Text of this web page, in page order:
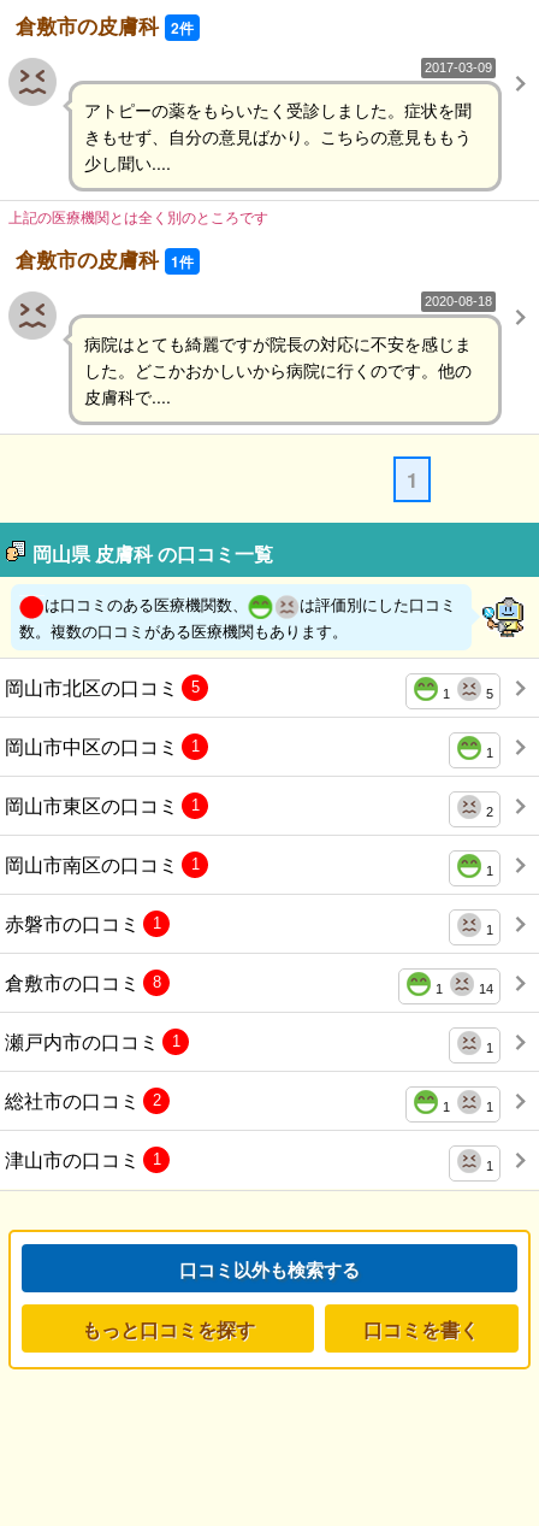
倉敷市の皮膚科 2件
2017-03-09
アトピーの薬をもらいたく受診しました。症状を聞
きもせず、自分の意見ばかり。こちらの意見ももう
少し聞い....
上記の医療機関とは全く別のところです
倉敷市の皮膚科 1件
2020-08-18
病院はとても綺麗ですが院長の対応に不安を感じま
した。どこかおかしいから病院に行くのです。他の
皮膚科で....
1
岡山県 皮膚科 の口コミ一覧
は口コミのある医療機関数、
は評価別にした口コミ
数。複数の口コミがある医療機関もあります。
岡山市北区の口コミ 1 5
5
岡山市中区の口コミ 1
1
岡山市東区の口コミ 2
1
岡山市南区の口コミ 1
1
赤磐市の口コミ 1
1
倉敷市の口コミ 1 14
8
瀬戸内市の口コミ 1
1
総社市の口コミ 1 1
2
津山市の口コミ 1
1
口コミ以外も検索する
もっと口コミを探す 口コミを書く